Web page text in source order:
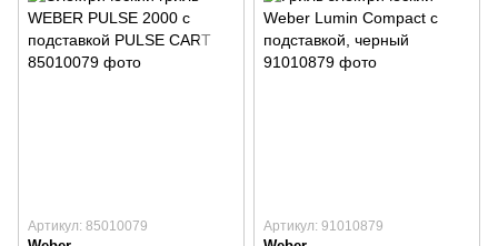
Артикул: 85010079 Артикул: 91010879